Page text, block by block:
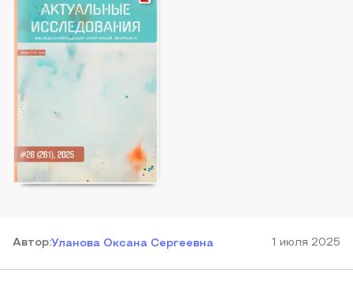
Автор:Уланова Оксана Сергеевна 1 июля 2025